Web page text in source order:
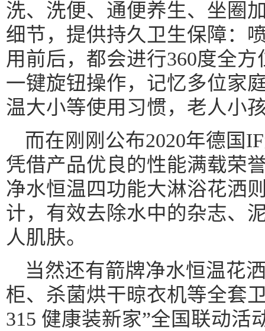
洗、洗便、通便养生、坐圈
细节，提供持久卫生保障：
用前后，都会进行360度全
一键旋钮操作，记忆多位家
温大小等使用习惯，老人小
而在刚刚公布2020年德国
凭借产品优良的性能满载荣
净水恒温四功能大淋浴花洒
计，有效去除水中的杂志、
人肌肤。
当然还有箭牌净水恒温花
柜、杀菌烘干晾衣机等全套
315 健康装新家”全国联动活